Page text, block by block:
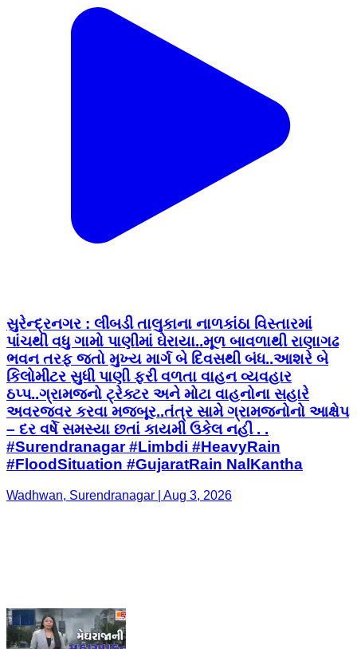
સુરેન્દ્રનગર : લીંબડી તાલુકાના નાળકાંઠા વિસ્તારમાં
પાંચથી વધુ ગામો પાણીમાં ઘેરાયા..મૂળ બાવળાથી રાણાગઢ
ભવન તરફ જતો મુખ્ય માર્ગ બે દિવસથી બંધ..આશરે બે
કિલોમીટર સુધી પાણી ફરી વળતા વાહન વ્યવહાર
ઠપ્પ..ગ્રામજનો ટ્રેક્ટર અને મોટા વાહનોના સહારે
અવરજવર કરવા મજબૂર..તંત્ર સામે ગ્રામજનોનો આક્ષેપ
– દર વર્ષે સમસ્યા છતાં કાયમી ઉકેલ નહીં . .
#Surendranagar #Limbdi #HeavyRain
#FloodSituation #GujaratRain NalKantha
Wadhwan, Surendranagar | Aug 3, 2026